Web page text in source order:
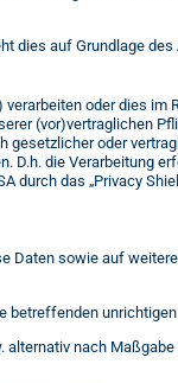
dies auf Grundlage des
oder dies im
(vor)vertraglichen
oder
D.h. die Verarbeitung
durch das „Privacy
Daten sowie auf
betreffenden
nach Maßgabe